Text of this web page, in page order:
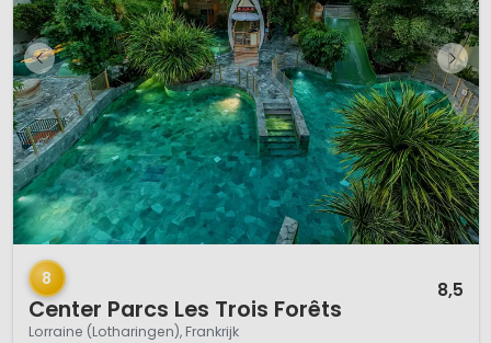
1 / 12
8
Center Parcs Les Trois Forêts
8,5
Lorraine (Lotharingen), Frankrijk